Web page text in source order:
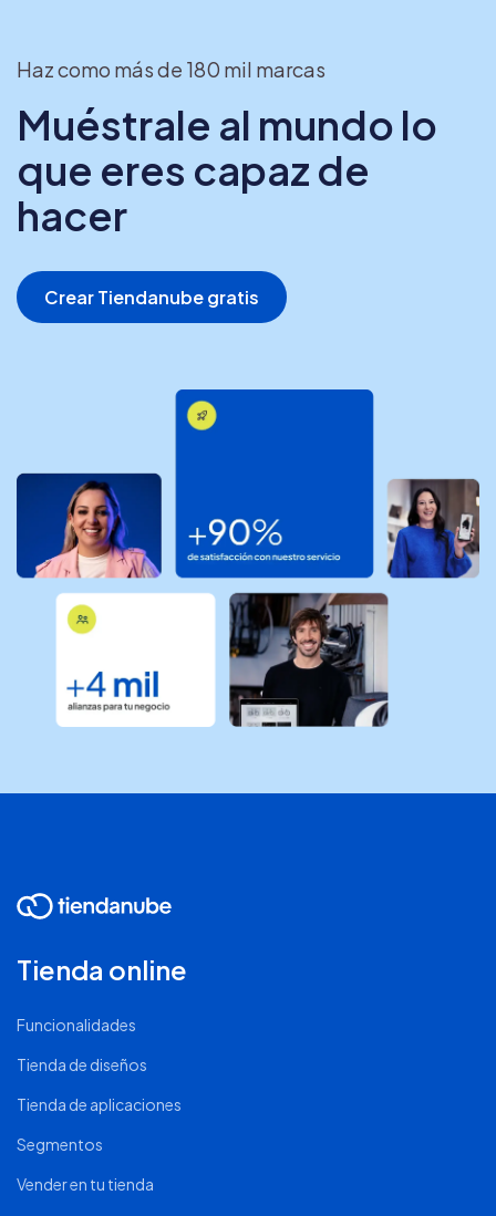
Haz como más de 180 mil marcas
Muéstrale al mundo lo
que eres capaz de
hacer
Crear Tiendanube gratis
Tienda online
Funcionalidades
Tienda de diseños
Tienda de aplicaciones
Segmentos
Vender en tu tienda